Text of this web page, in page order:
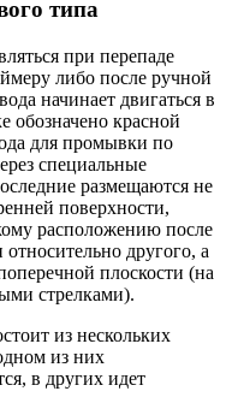
типа
при перепаде
либо после ручной
начинает двигаться в
обозначено красной
для промывки по
специальные
размещаются не
поверхности,
расположению после
другого, а
плоскости (на
стрелками).
из нескольких
из них
в других идет